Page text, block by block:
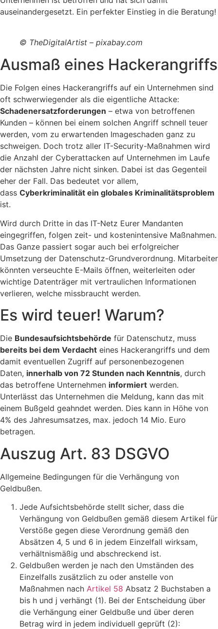
auseinandergesetzt. Ein perfekter Einstieg in die Beratung!
© TheDigitalArtist – pixabay.com
Ausmaß eines Hackerangriffs
Die Folgen eines Hackerangriffs auf ein Unternehmen sind
oft schwerwiegender als die eigentliche Attacke:
Schadenersatzforderungen – etwa von betroffenen
Kunden – können bei einem solchen Angriff schnell teuer
werden, vom zu erwartenden Imageschaden ganz zu
schweigen. Doch trotz aller IT-Security-Maßnahmen wird
die Anzahl der Cyberattacken auf Unternehmen im Laufe
der nächsten Jahre nicht sinken. Dabei ist das Gegenteil
eher der Fall. Das bedeutet vor allem,
dass Cyberkriminalität ein globales Kriminalitätsproblem
ist.
Wird durch Dritte in das IT-Netz Eurer Mandanten
eingegriffen, folgen zeit- und kostenintensive Maßnahmen.
Das Ganze passiert sogar auch bei erfolgreicher
Umsetzung der Datenschutz-Grundverordnung. Mitarbeiter
könnten verseuchte E-Mails öffnen, weiterleiten oder
wichtige Datenträger mit vertraulichen Informationen
verlieren, welche missbraucht werden.
Es wird teuer! Warum?
Die Bundesaufsichtsbehörde für Datenschutz, muss
bereits bei dem Verdacht eines Hackerangriffs und dem
damit eventuellen Zugriff auf personenbezogenen
Daten, innerhalb von 72 Stunden nach Kenntnis, durch
das betroffene Unternehmen informiert werden.
Unterlässt das Unternehmen die Meldung, kann das mit
einem Bußgeld geahndet werden. Dies kann in Höhe von
4% des Jahresumsatzes, max. jedoch 14 Mio. Euro
betragen.
Auszug Art. 83 DSGVO
Allgemeine Bedingungen für die Verhängung von
Geldbußen.
Jede Aufsichtsbehörde stellt sicher, dass die
Verhängung von Geldbußen gemäß diesem Artikel für
Verstöße gegen diese Verordnung gemäß den
Absätzen 4, 5 und 6 in jedem Einzelfall wirksam,
verhältnismäßig und abschreckend ist.
Geldbußen werden je nach den Umständen des
Einzelfalls zusätzlich zu oder anstelle von
Maßnahmen nach Artikel 58 Absatz 2 Buchstaben a
bis h und j verhängt (1). Bei der Entscheidung über
die Verhängung einer Geldbuße und über deren
Betrag wird in jedem individuell geprüft (2):